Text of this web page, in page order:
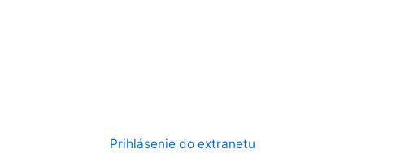
Prihlásenie do extranetu